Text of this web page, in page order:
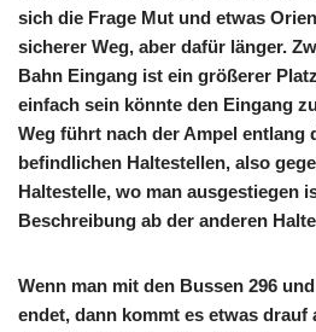
sich die Frage Mut und etwas
sicherer Weg, aber dafür länger.
Bahn Eingang ist ein größerer
einfach sein könnte den Eingang
Weg führt nach der Ampel entlang
befindlichen Haltestellen, also
Haltestelle, wo man ausgestiegen
Beschreibung ab der anderen
Wenn man mit den Bussen 296
endet, dann kommt es etwas drauf